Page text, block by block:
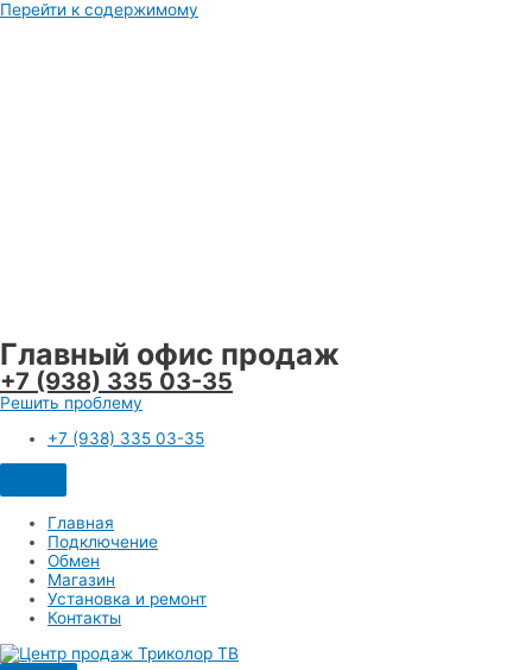
Перейти к содержимому
Главный офис продаж
+7 (938) 335 03-35
Решить проблему
+7 (938) 335 03-35
Главная
Подключение
Обмен
Магазин
Установка и ремонт
Контакты